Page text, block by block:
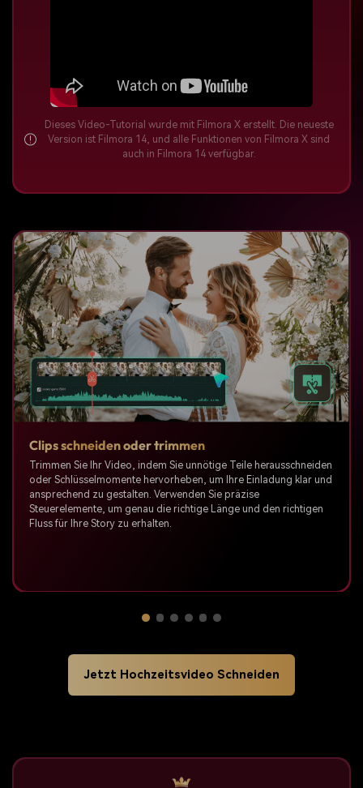
Dieses Video-Tutorial wurde mit Filmora X erstellt. Die neueste
Version ist Filmora 14, und alle Funktionen von Filmora X sind
auch in Filmora 14 verfügbar.
Clips schneiden oder trimmen
Trimmen Sie Ihr Video, indem Sie unnötige Teile herausschneiden
oder Schlüsselmomente hervorheben, um Ihre Einladung klar und
ansprechend zu gestalten. Verwenden Sie präzise
Steuerelemente, um genau die richtige Länge und den richtigen
Fluss für Ihre Story zu erhalten.
Jetzt Hochzeitsvideo Schneiden